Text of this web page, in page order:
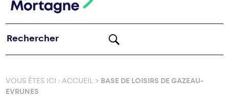
VOUS ÊTES ICI :ACCUEIL > BASE DE LOISIRS DE GAZEAU-
EVRUNES